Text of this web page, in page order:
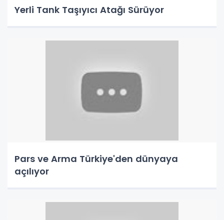
Yerli Tank Taşıyıcı Atağı Sürüyor
Pars ve Arma Türkiye'den dünyaya
açılıyor